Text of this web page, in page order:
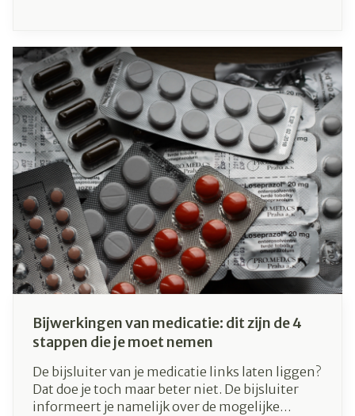
waardoor bijwerkingen tot een minimum
worden beperkt. In dit artikel lichten we de
voordelen en het belang van
medicatieplanning toe.
Bijwerkingen van medicatie: dit zijn de 4
stappen die je moet nemen
De bijsluiter van je medicatie links laten liggen?
Dat doe je toch maar beter niet. De bijsluiter
informeert je namelijk over de mogelijke